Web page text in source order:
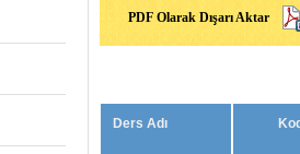
PDF Olarak Dışarı Aktar
Ders Adı